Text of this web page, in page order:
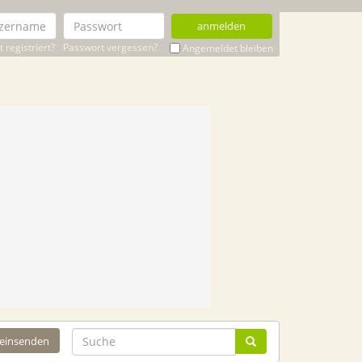
anmelden
registriert? Passwort vergessen? Angemeldet bleiben